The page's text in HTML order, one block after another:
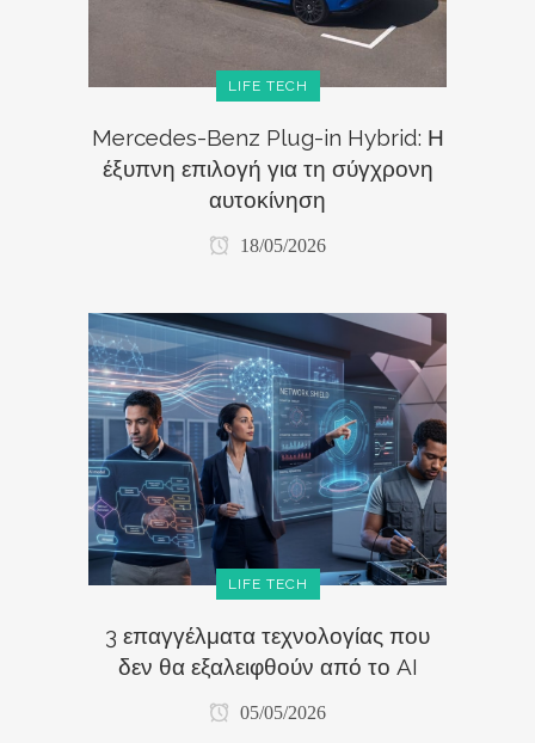
LIFE TECH
Mercedes-Benz Plug-in Hybrid: Η
έξυπνη επιλογή για τη σύγχρονη
αυτοκίνηση
18/05/2026
LIFE TECH
3 επαγγέλματα τεχνολογίας που
δεν θα εξαλειφθούν από το AI
05/05/2026